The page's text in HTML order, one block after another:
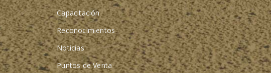
Capacitación
Reconocimientos
Noticias
Puntos de Venta